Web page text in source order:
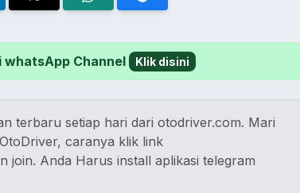
whatsApp Channel Klik disini
terbaru setiap hari dari otodriver.com. Mari
caranya klik link
join. Anda Harus install aplikasi telegram